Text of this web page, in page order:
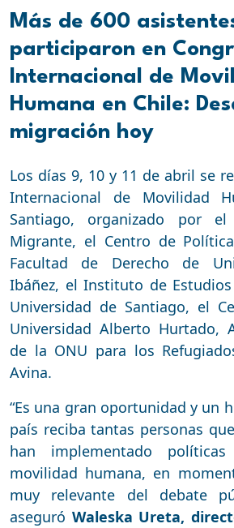
Más de 600
participaron en
Internacional de
Humana en Chile:
migración hoy
Los días 9, 10 y 11 de abril se
Internacional de Movilidad
Santiago, organizado por el
Migrante, el Centro de
Facultad de Derecho de
Ibáñez, el Instituto de
Universidad de Santiago, el
Universidad Alberto Hurtado,
de la ONU para los
Avina.
“Es una gran oportunidad y un
país reciba tantas personas
han implementado
movilidad humana, en
muy relevante del debate
aseguró Waleska Ureta,